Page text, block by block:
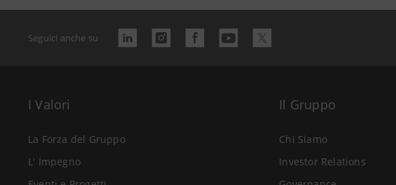
Seguici anche su
I Valori
La Forza del Gruppo
L' Impegno
Il Gruppo
Chi Siamo
Investor Relations